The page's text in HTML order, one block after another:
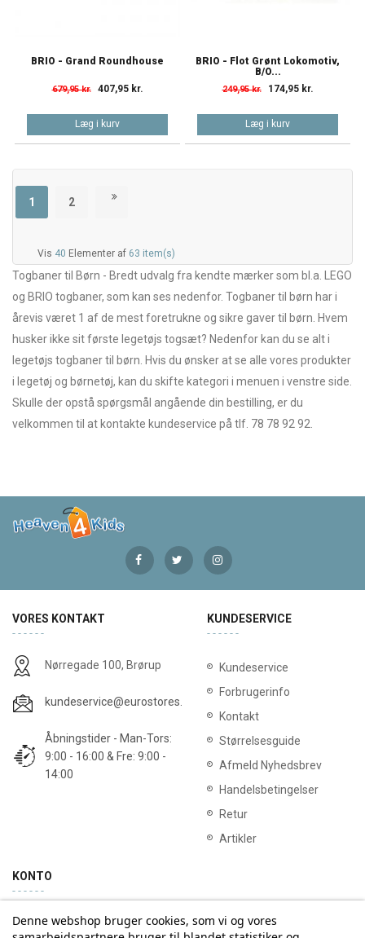
BRIO - Grand Roundhouse
679,95 kr. 407,95 kr.
Læg i kurv
BRIO - Flot Grønt Lokomotiv,
B/O...
249,95 kr. 174,95 kr.
Læg i kurv
1 2
Vis 40 Elementer af 63 item(s)
Togbaner til Børn - Bredt udvalg fra kendte mærker som bl.a. LEGO
og BRIO togbaner, som kan ses nedenfor. Togbaner til børn har i
årevis været 1 af de mest foretrukne og sikre gaver til børn. Hvem
husker ikke sit første legetøjs togsæt? Nedenfor kan du se alt i
legetøjs togbaner til børn. Hvis du ønsker at se alle vores produkter
i legetøj og børnetøj, kan du skifte kategori i menuen i venstre side.
Skulle der opstå spørgsmål angående din bestilling, er du
velkommen til at kontakte kundeservice på tlf. 78 78 92 92.
VORES KONTAKT
Nørregade 100, Brørup
kundeservice@eurostores.dk
Åbningstider - Man-Tors:
9:00 - 16:00 & Fre: 9:00 -
14:00
KUNDESERVICE
Kundeservice
Forbrugerinfo
Kontakt
Størrelsesguide
Afmeld Nyhedsbrev
Handelsbetingelser
Retur
Artikler
KONTO
Min konto Ordrehistorik
Denne webshop bruger cookies, som vi og vores